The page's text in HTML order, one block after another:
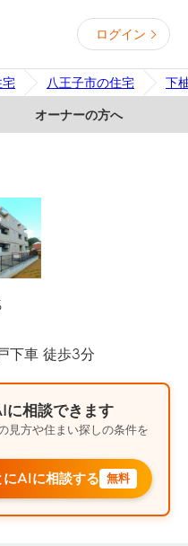
ログイン
宅 八王子市の住宅 下
オーナーの方へ
下車 徒歩3分
に相談できます
見方や住まい探しの条件を
にAIに相談する 無料